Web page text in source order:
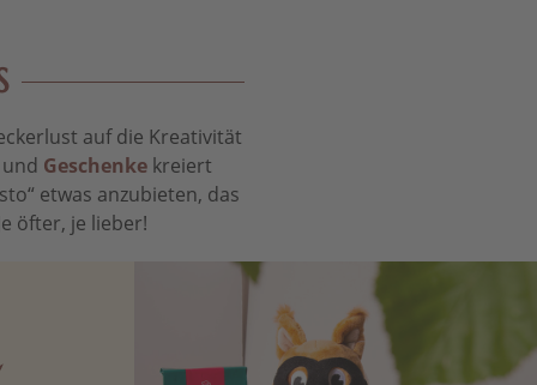
auf die Kreativität
Geschenkekreiert
etwas anzubieten, das
öfter, je lieber!